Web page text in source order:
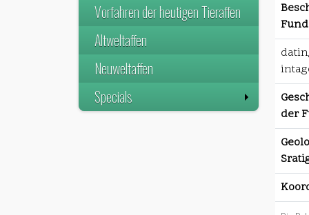
Vorfahren der heutigen Tieraffen
Altweltaffen
Neuweltaffen
Specials
der